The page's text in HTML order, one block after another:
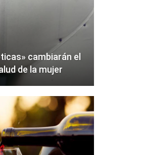
cambiarán el
de la mujer